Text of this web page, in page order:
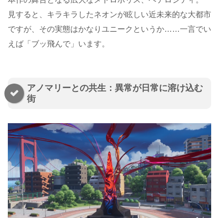
見すると、キラキラしたネオンが眩しい近未来的な大都市
ですが、その実態はかなりユニークというか……一言でい
えば「ブッ飛んで」います。
アノマリーとの共生：異常が日常に溶け込む
街